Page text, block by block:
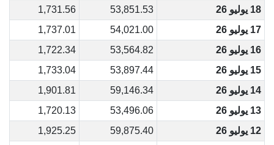
18 يوليو 26
53,851.53
1,731.56
17 يوليو 26
54,021.00
1,737.01
16 يوليو 26
53,564.82
1,722.34
15 يوليو 26
53,897.44
1,733.04
14 يوليو 26
59,146.34
1,901.81
13 يوليو 26
53,496.06
1,720.13
12 يوليو 26
59,875.40
1,925.25